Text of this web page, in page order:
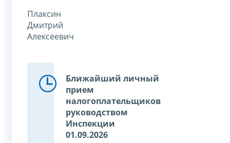
Плаксин
Дмитрий
Алексеевич
Ближайший личный
прием
налогоплательщиков
руководством
Инспекции
01.09.2026